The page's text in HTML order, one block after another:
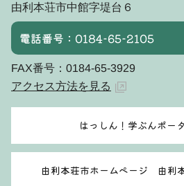
由利本荘市中館字堤台６
電話番号：0184-65-2105
FAX番号：0184-65-3929
アクセス方法を見る
はっしん！学ぶんポー
由利本荘市ホームページ 由利